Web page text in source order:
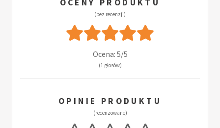
OCENY PRODUKTU
(bez recenzji)
Ocena: 5/5
(1 głosów)
OPINIE PRODUKTU
(recenzowane)